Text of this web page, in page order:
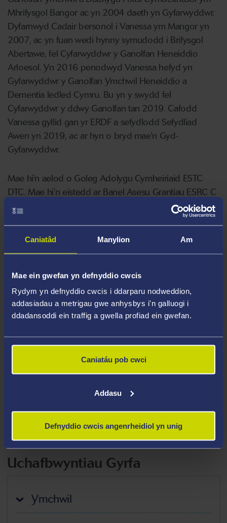
Caniatâd Manylion Am
Mae ein gwefan yn defnyddio cwcis
Rydym yn defnyddio cwcis i ddarparu nodweddion,
addasiadau a metrigau gwe anhysbys i'n galluogi i
ddadansoddi ein traffig a gwella profiad ein gwefan.
Caniatáu pob cwci
Addasu
Defnyddio cwcis angenrheidiol yn unig
Mhrifysgol Bangor ac yn 2004 daeth yn Gyfarwyddwr.
Dyfarnwyd Cadair bersonol i Vanessa ym Mangor yn
2007, ac yn fuan wedi hynny symudodd i Brifysgol
Abertawe, fel Cyfarwyddwr y Ganolfan Heneiddio
Arloesol. Yn 2016 penodwyd Vanessa hefyd yn
Gyfarwyddwr y Ganolfan Ymchwil Heneiddio a
Dementia ledled Cymru. Bu yn y swydd fel
Cyfarwyddwr y ddwy Ganolfan tan 2019. Cafodd
Vanessa gyllid gan yr ERDF a sefydlodd Sefydliad
Awen yn 2019, ac ar hyn o bryd mae'n Gyd-
Gyfarwyddwr.
Mae hi'n aelod o Goleg Adolygu Cymheiriaid ESTC
DTC. Mae hi'n eistedd ar Banel Asesu Grantiau ESRC C
ac yn aelod o'r Bwrdd Ymchwil Iechyd a Gofal Cymru.
Mae Vanessa yn aelod o Uwch Fwrdd Rheoli CHHS, y
Meysydd Arbenigedd
Gerontoleg Gymdeithasol
Unigrwydd ac arwahanrwydd cymdeithasol
Allgáu cymdeithasol pobl hŷn
Gwledigrwydd, ymlyniad lle a pherthyn pobl
hŷn
Pobl hŷn o grwpiau lleiafrifoedd ethnig
Ymfudo pobl hŷn
Rhoi gofal, teuluoedd a rhwydweithiau
Uchafbwyntiau Gyrfa
Ymchwil